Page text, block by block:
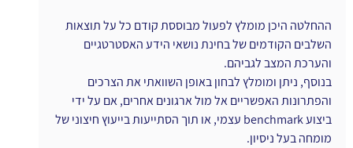
ההחלטה היכן מומלץ לפעול מבוססת קודם כל על תוצאות
השלבים הקודמים של בחינת נושאי הידע האסטרטגיים
והערכת המצב לגביהם.
בנוסף, ניתן ומומלץ לבחון באופן השוואתי את הצרכים
והפתרונות האפשריים אל מול ארגונים אחרים, אם על ידי
ביצוע benchmark עצמי, או תוך הסתייעות בייעוץ חיצוני של
מומחה בעל ניסיון.